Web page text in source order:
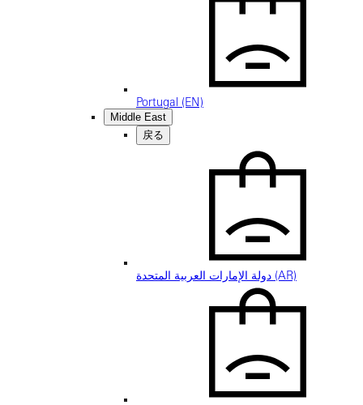
Portugal (EN)
Middle East
戻る
دولة الإمارات العربية المتحدة (AR)